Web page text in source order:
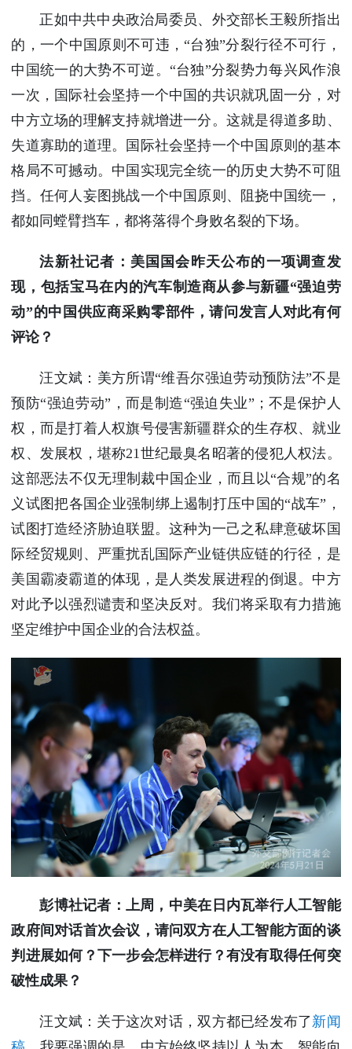
正如中共中央政治局委员、外交部长王毅所指出
的，一个中国原则不可违，“台独”分裂行径不可行，
中国统一的大势不可逆。“台独”分裂势力每兴风作浪
一次，国际社会坚持一个中国的共识就巩固一分，对
中方立场的理解支持就增进一分。这就是得道多助、
失道寡助的道理。国际社会坚持一个中国原则的基本
格局不可撼动。中国实现完全统一的历史大势不可阻
挡。任何人妄图挑战一个中国原则、阻挠中国统一，
都如同螳臂挡车，都将落得个身败名裂的下场。
法新社记者：美国国会昨天公布的一项调查发
现，包括宝马在内的汽车制造商从参与新疆“强迫劳
动”的中国供应商采购零部件，请问发言人对此有何
评论？
汪文斌：美方所谓“维吾尔强迫劳动预防法”不是
预防“强迫劳动”，而是制造“强迫失业”；不是保护人
权，而是打着人权旗号侵害新疆群众的生存权、就业
权、发展权，堪称21世纪最臭名昭著的侵犯人权法。
这部恶法不仅无理制裁中国企业，而且以“合规”的名
义试图把各国企业强制绑上遏制打压中国的“战车”，
试图打造经济胁迫联盟。这种为一己之私肆意破坏国
际经贸规则、严重扰乱国际产业链供应链的行径，是
美国霸凌霸道的体现，是人类发展进程的倒退。中方
对此予以强烈谴责和坚决反对。我们将采取有力措施
坚定维护中国企业的合法权益。
彭博社记者：上周，中美在日内瓦举行人工智能
政府间对话首次会议，请问双方在人工智能方面的谈
判进展如何？下一步会怎样进行？有没有取得任何突
破性成果？
汪文斌：关于这次对话，双方都已经发布了新闻